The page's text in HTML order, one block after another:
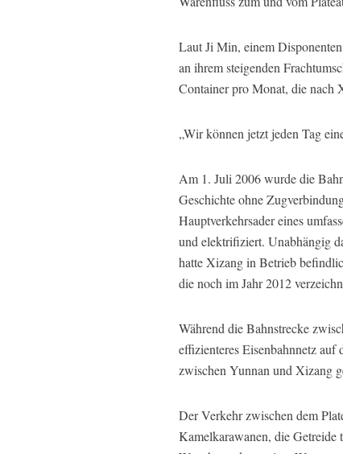
Laut Ji Min, einem
an ihrem steigenden
Container pro Monat, die nach
„Wir können jetzt jeden Tag
Am 1. Juli 2006 wurde die
Geschichte ohne
Hauptverkehrsader eines
und elektrifiziert. Unabhängig
hatte Xizang in Betrieb
die noch im Jahr 2012
Während die Bahnstrecke
effizienteres Eisenbahnnetz
zwischen Yunnan und Xizang
Der Verkehr zwischen dem
Kamelkarawanen, die Getreide